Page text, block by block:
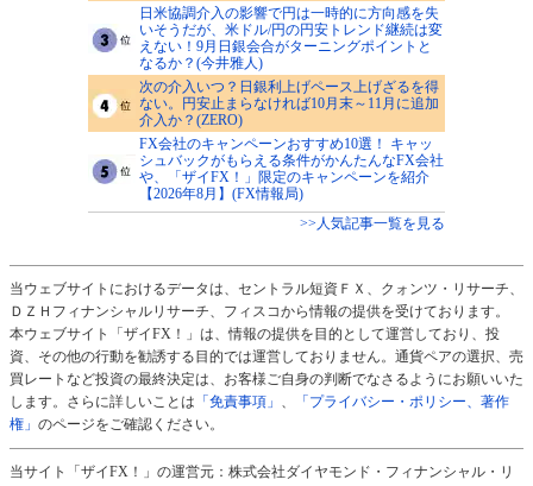
日米協調介入の影響で円は一時的に方向感を失
いそうだが、米ドル/円の円安トレンド継続は変
えない！9月日銀会合がターニングポイントと
なるか？(今井雅人)
次の介入いつ？日銀利上げペース上げざるを得
ない。円安止まらなければ10月末～11月に追加
介入か？(ZERO)
FX会社のキャンペーンおすすめ10選！ キャッ
シュバックがもらえる条件がかんたんなFX会社
や、「ザイFX！」限定のキャンペーンを紹介
【2026年8月】(FX情報局)
>>人気記事一覧を見る
当ウェブサイトにおけるデータは、セントラル短資ＦＸ、クォンツ・リサーチ、
ＤＺＨフィナンシャルリサーチ、フィスコから情報の提供を受けております。
本ウェブサイト「ザイFX！」は、情報の提供を目的として運営しており、投
資、その他の行動を勧誘する目的では運営しておりません。通貨ペアの選択、売
買レートなど投資の最終決定は、お客様ご自身の判断でなさるようにお願いいた
します。さらに詳しいことは 「免責事項」 、
「プライバシー・ポリシー、著作
権」 のページをご確認ください。
当サイト「ザイFX！」の運営元：株式会社ダイヤモンド・フィナンシャル・リ